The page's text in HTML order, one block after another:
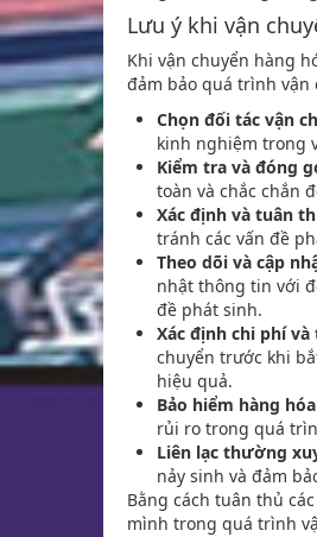
Lưu ý khi vận
Khi vận chuyển hàng
đảm bảo quá trình vận
Chọn đối tác vận
kinh nghiệm trong
Kiểm tra và đóng
toàn và chắc chắn
Xác định và tuân
tránh các vấn đề
Theo dõi và cập
nhật thông tin với
đề phát sinh.
Xác định chi phí
chuyển trước khi
hiệu quả.
Bảo hiểm hàng hóa
rủi ro trong quá
Liên lạc thường
nảy sinh và đảm
Bằng cách tuân thủ
mình trong quá trình